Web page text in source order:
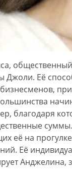
Джоли. Её
благодаря
её на
Её